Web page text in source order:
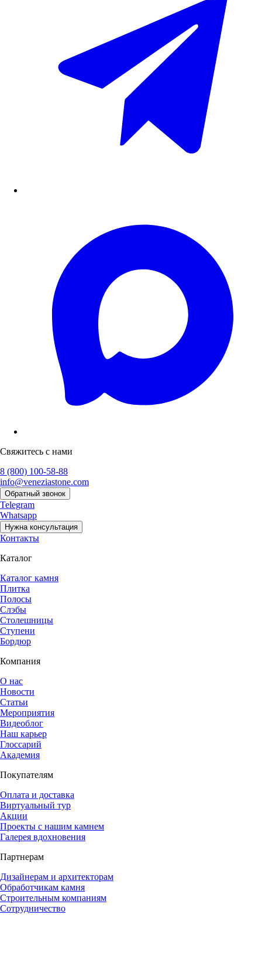
Свяжитесь с нами
8 (800) 100-58-88
info@veneziastone.com
Обратный звонок
Telegram
Whatsapp
Нужна консультация
Контакты
Каталог
Каталог камня
Плитка
Полосы
Слэбы
Столешницы
Ступени
Бордюр
Компания
О нас
Новости
Статьи
Мероприятия
Видеоблог
Наш карьер
Глоссарий
Академия
Покупателям
Оплата и доставка
Виртуальный тур
Акции
Проекты с нашим камнем
Галерея вдохновения
Партнерам
Дизайнерам и архитекторам
Обработчикам камня
Строительным компаниям
Сотрудничество